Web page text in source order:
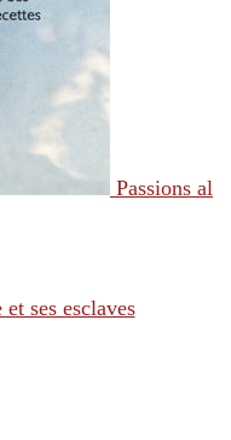
Passions al
ses esclaves